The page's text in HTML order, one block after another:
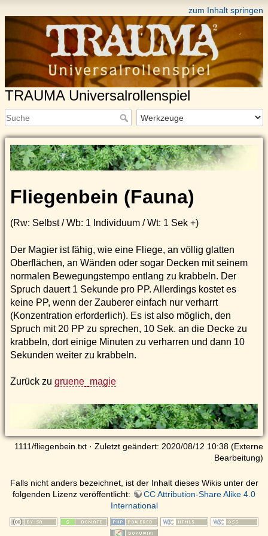
zum Inhalt springen
TRAUMA Universalrollenspiel
Fliegenbein (Fauna)
(Rw: Selbst / Wb: 1 Individuum / Wt: 1 Sek +)
Der Magier ist fähig, wie eine Fliege, an völlig glatten
Oberflächen, an Wänden oder sogar Decken mit seinem
normalen Bewegungstempo entlang zu krabbeln. Der
Spruch dauert 1 Sekunde pro PP. Allerdings kostet es
keine PP, wenn der Zauberer einfach nur verharrt
(Konzentration erforderlich). Es ist also möglich, den
Spruch mit 20 PP zu sprechen, 10 Sek. an die Decke zu
krabbeln, dort einige Minuten zu verharren und dann 10
Sekunden weiter zu krabbeln.
Zurück zu gruene_magie
1111/fliegenbein.txt · Zuletzt geändert: 2020/08/12 10:38 (Externe
Bearbeitung)
Falls nicht anders bezeichnet, ist der Inhalt dieses Wikis unter der
folgenden Lizenz veröffentlicht:
CC Attribution-Share Alike 4.0
International